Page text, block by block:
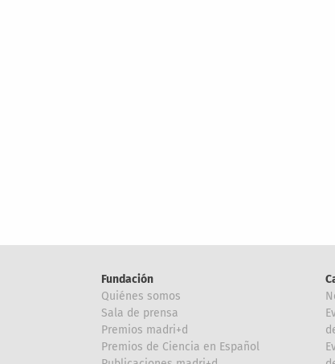
Fundación
Quiénes somos
Sala de prensa
Premios madri+d
Premios de Ciencia en Español